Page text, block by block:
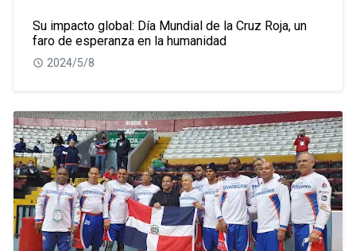
Su impacto global: Día Mundial de la Cruz Roja, un
faro de esperanza en la humanidad
2024/5/8